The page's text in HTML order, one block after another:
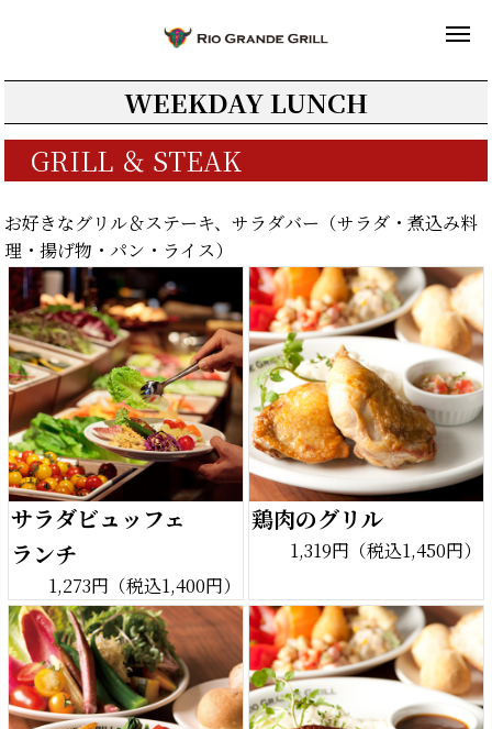
WEEKDAY LUNCH
GRILL ＆ STEAK
お好きなグリル＆ステーキ、サラダバー（サラダ・煮込み料
理・揚げ物・パン・ライス）
サラダビュッフェ
ランチ
1,273円（税込1,400円）
鶏肉のグリル
1,319円（税込1,450円）